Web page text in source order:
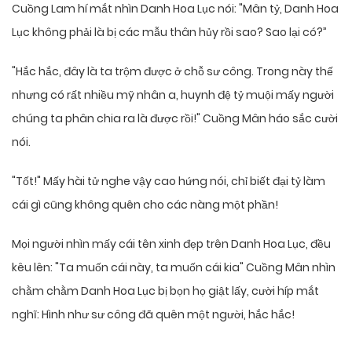
Cuồng Lam hí mắt nhìn Danh Hoa Lục nói: "Mân tỷ, Danh Hoa
Lục không phải là bị các mẫu thân hủy rồi sao? Sao lại có?”
"Hắc hắc, đây là ta trộm được ở chỗ sư công. Trong này thế
nhưng có rất nhiều mỹ nhân a, huynh đệ tỷ muội mấy người
chúng ta phân chia ra là được rồi!" Cuồng Mân háo sắc cười
nói.
"Tốt!" Mấy hài tử nghe vậy cao hứng nói, chỉ biết đại tỷ làm
cái gì cũng không quên cho các nàng một phần!
Mọi người nhìn mấy cái tên xinh đẹp trên Danh Hoa Lục, đều
kêu lên: "Ta muốn cái này, ta muốn cái kia" Cuồng Mân nhìn
chằm chằm Danh Hoa Lục bị bọn họ giật lấy, cười híp mắt
nghĩ: Hình như sư công đã quên một người, hắc hắc!